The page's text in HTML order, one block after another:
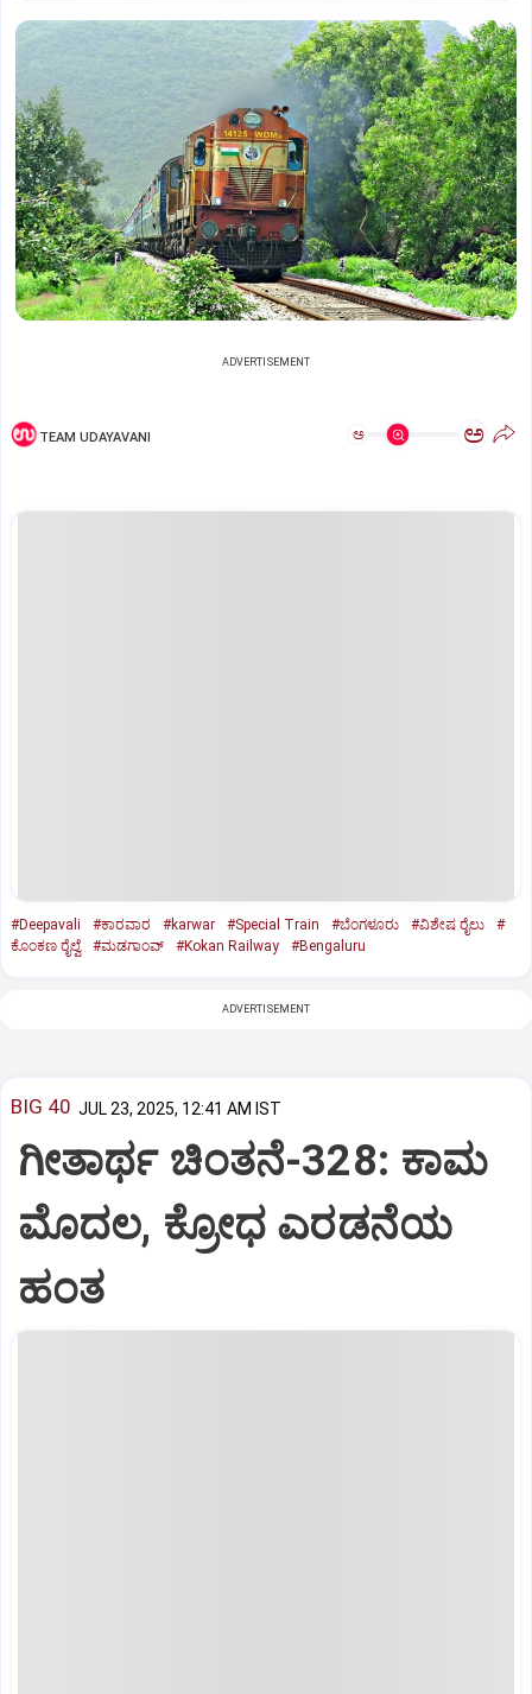
ADVERTISEMENT
TEAM UDAYAVANI ಅ ಅ
#Deepavali #ಕಾರವಾರ #karwar #Special Train #ಬೆಂಗಳೂರು #ವಿಶೇಷ ರೈಲು
#
ಕೊಂಕಣ ರೈಲ್ವೆ
#ಮಡಗಾಂವ್‌ #Kokan Railway #Bengaluru
ADVERTISEMENT
BIG 40 JUL 23, 2025, 12:41 AM IST
ಗೀತಾರ್ಥ ಚಿಂತನೆ-328: ಕಾಮ
ಮೊದಲ, ಕ್ರೋಧ ಎರಡನೆಯ
ಹಂತ